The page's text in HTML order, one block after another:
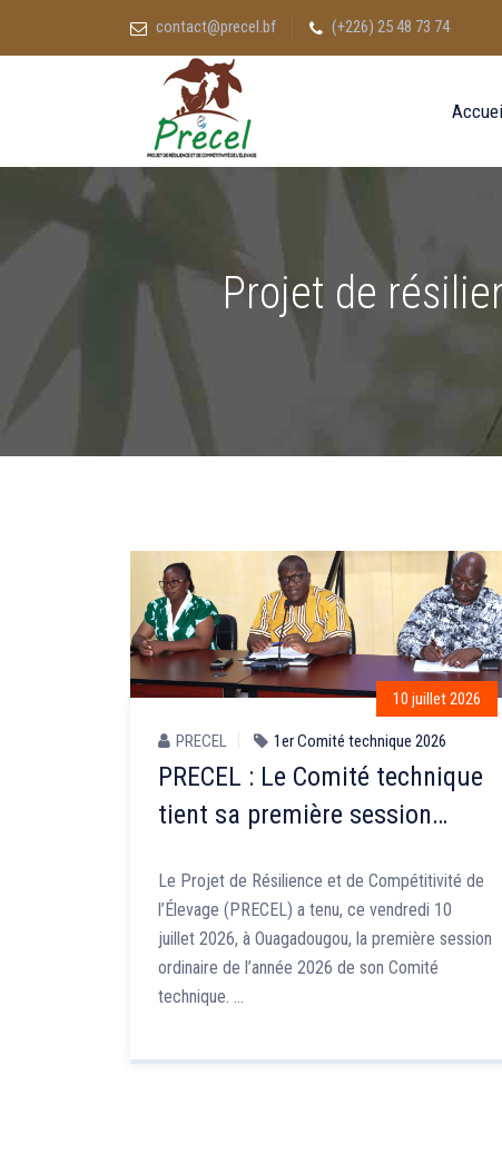
contact@precel.bf (+226) 25 48 73 74
Projet de
10 juillet 2026
PRECEL 1er Comité technique 2026
PRECEL : Le Comité technique
tient sa première session
Le Projet de Résilience et de Compétitivité de
l’Élevage (PRECEL) a tenu, ce vendredi 10
juillet 2026, à Ouagadougou, la première session
ordinaire de l’année 2026 de son Comité
technique. …